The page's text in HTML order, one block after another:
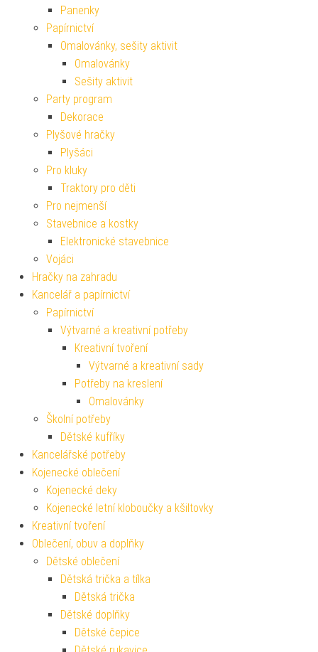
Panenky
Papírnictví
Omalovánky, sešity aktivit
Omalovánky
Sešity aktivit
Party program
Dekorace
Plyšové hračky
Plyšáci
Pro kluky
Traktory pro děti
Pro nejmenší
Stavebnice a kostky
Elektronické stavebnice
Vojáci
Hračky na zahradu
Kancelář a papírnictví
Papírnictví
Výtvarné a kreativní potřeby
Kreativní tvoření
Výtvarné a kreativní sady
Potřeby na kreslení
Omalovánky
Školní potřeby
Dětské kufříky
Kancelářské potřeby
Kojenecké oblečení
Kojenecké deky
Kojenecké letní kloboučky a kšiltovky
Kreativní tvoření
Oblečení, obuv a doplňky
Dětské oblečení
Dětská trička a tílka
Dětská trička
Dětské doplňky
Dětské čepice